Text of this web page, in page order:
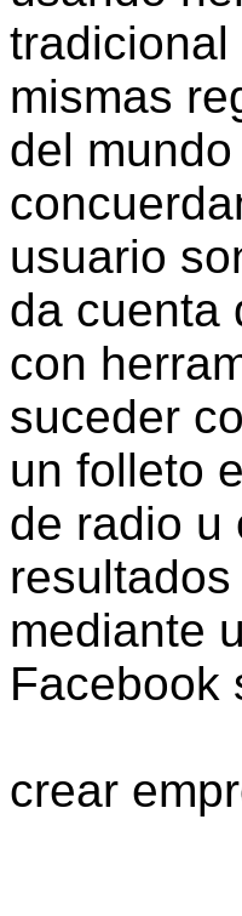
mismas
del
usuario
da cuenta
con
suceder
un folleto
de radio u
mediante
Facebook
crear